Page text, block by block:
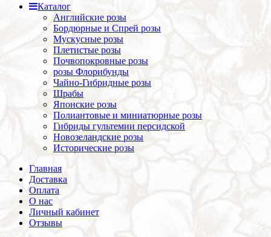
Каталог
Английские розы
Бордюрные и Спрей розы
Мускусные розы
Плетистые розы
Почвопокровные розы
розы Флорибунды
Чайно-Гибридные розы
Шрабы
Японские розы
Полиантовые и миниатюрные розы
Гибриды гультемии персидской
Новозеландские розы
Исторические розы
Главная
Доставка
Оплата
О нас
Личный кабинет
Отзывы